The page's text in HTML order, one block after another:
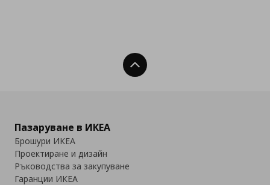
Нагоре
Пазаруване в ИКЕА
Брошури ИКЕА
Проектиране и дизайн
Ръководства за закупуване
Гаранции ИКЕА